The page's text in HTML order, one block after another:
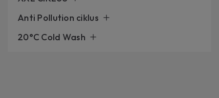
popluni i prošivene jakne
Anti Pollution ciklus
čestice prašine, ostatke smoga i ostatke deterdženta s
20°C Cold Wash